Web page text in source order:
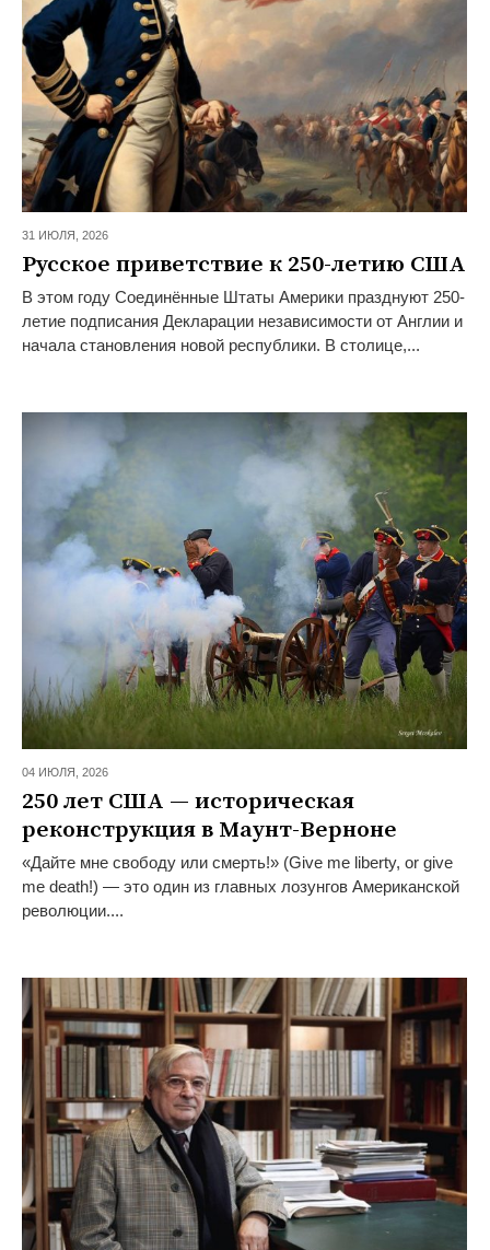
31 ИЮЛЯ, 2026
Русское приветствие к 250-летию США
В этом году Соединённые Штаты Америки празднуют 250-
летие подписания Декларации независимости от Англии и
начала становления новой республики. В столице,...
04 ИЮЛЯ, 2026
250 лет США — историческая
реконструкция в Маунт-Верноне
«Дайте мне свободу или смерть!» (Give me liberty, or give
me death!) — это один из главных лозунгов Американской
революции....